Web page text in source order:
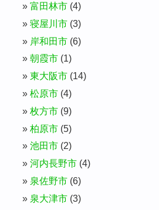
富田林市 (4)
寝屋川市 (3)
岸和田市 (6)
朝霞市 (1)
東大阪市 (14)
松原市 (4)
枚方市 (9)
柏原市 (5)
池田市 (2)
河内長野市 (4)
泉佐野市 (6)
泉大津市 (3)